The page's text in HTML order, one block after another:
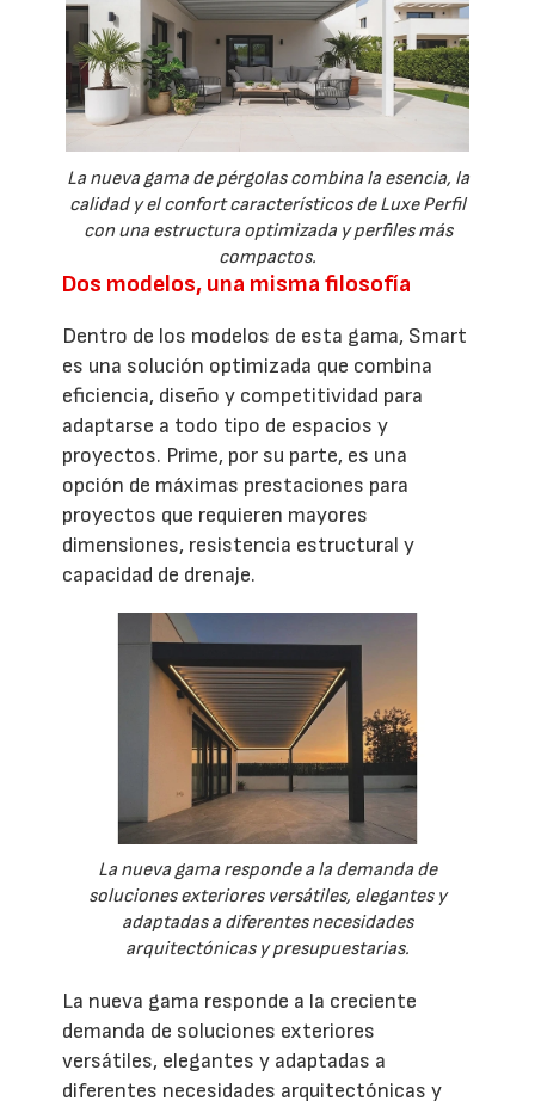
La nueva gama de pérgolas combina la esencia, la
calidad y el confort característicos de Luxe Perfil
con una estructura optimizada y perfiles más
compactos.
Dos modelos, una misma filosofía
Dentro de los modelos de esta gama, Smart
es una solución optimizada que combina
eficiencia, diseño y competitividad para
adaptarse a todo tipo de espacios y
proyectos. Prime, por su parte, es una
opción de máximas prestaciones para
proyectos que requieren mayores
dimensiones, resistencia estructural y
capacidad de drenaje.
La nueva gama responde a la demanda de
soluciones exteriores versátiles, elegantes y
adaptadas a diferentes necesidades
arquitectónicas y presupuestarias.
La nueva gama responde a la creciente
demanda de soluciones exteriores
versátiles, elegantes y adaptadas a
diferentes necesidades arquitectónicas y